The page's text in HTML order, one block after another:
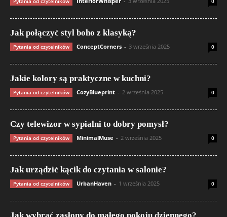
Jak połączyć styl boho z klasyką?
Pytania od czytelników ConceptCorners - 3 września 2025 0
Jakie kolory są praktyczne w kuchni?
Pytania od czytelników CozyBlueprint - 2 września 2025 0
Czy telewizor w sypialni to dobry pomysł?
Pytania od czytelników MinimalMuse - 2 września 2025 0
Jak urządzić kącik do czytania w salonie?
Pytania od czytelników UrbanHaven - 1 września 2025 0